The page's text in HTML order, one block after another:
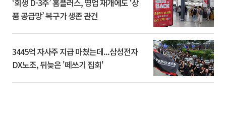
품 공급망’ 복구가 생존 관건
3445억 자사주 지급 마쳤는데...삼성전자
DX노조, 뒤늦은 '떼쓰기 집회'